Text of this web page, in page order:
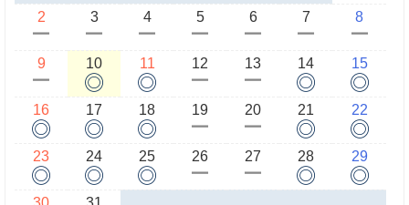
2
ー
3
ー
4
ー
5
ー
6
ー
7
ー
8
ー
9
ー
10
◎
11
◎
12
ー
13
ー
14
◎
15
◎
16
◎
17
◎
18
◎
19
ー
20
ー
21
◎
22
◎
23
◎
24
◎
25
◎
26
ー
27
ー
28
◎
29
◎